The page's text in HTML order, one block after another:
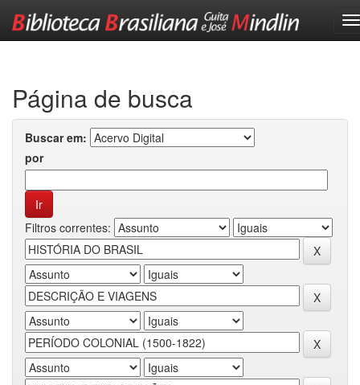
Página de busca
Buscar em:
por
Filtros correntes: